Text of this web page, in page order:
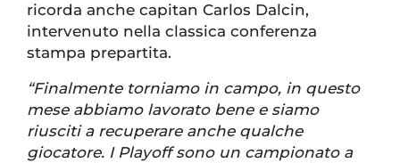
ricorda anche capitan Carlos Dalcin,
intervenuto nella classica conferenza
stampa prepartita.
“Finalmente torniamo in campo, in questo
mese abbiamo lavorato bene e siamo
riusciti a recuperare anche qualche
giocatore. I Playoff sono un campionato a